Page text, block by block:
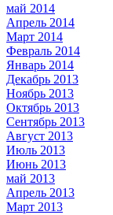
май 2014
Апрель 2014
Март 2014
Февраль 2014
Январь 2014
Декабрь 2013
Ноябрь 2013
Октябрь 2013
Сентябрь 2013
Август 2013
Июль 2013
Июнь 2013
май 2013
Апрель 2013
Март 2013